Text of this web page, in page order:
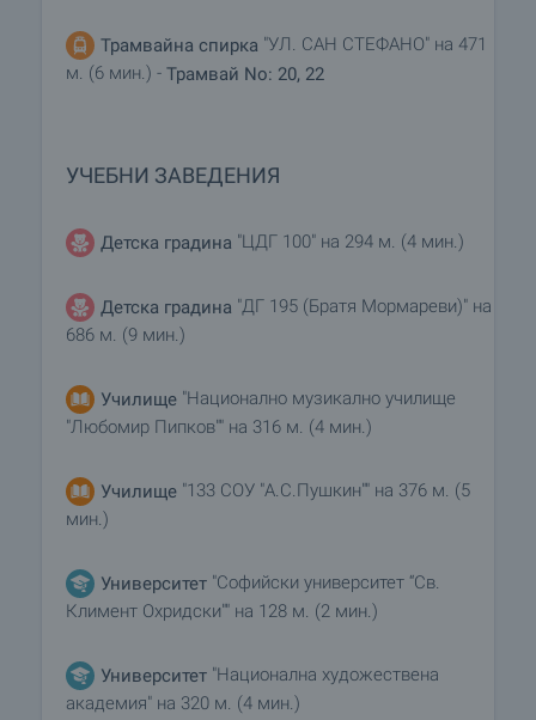
Трамвайна спирка "УЛ. САН СТЕФАНО" на 471
м. (6 мин.) - Трамвай No: 20, 22
УЧЕБНИ ЗАВЕДЕНИЯ
Детска градина "ЦДГ 100" на 294 м. (4 мин.)
Детска градина "ДГ 195 (Братя Мормареви)" на
686 м. (9 мин.)
Училище "Национално музикално училище
"Любомир Пипков"" на 316 м. (4 мин.)
Училище "133 СОУ "А.С.Пушкин"" на 376 м. (5
мин.)
Университет "Софийски университет “Св.
Климент Охридски"" на 128 м. (2 мин.)
Университет "Национална художествена
академия" на 320 м. (4 мин.)